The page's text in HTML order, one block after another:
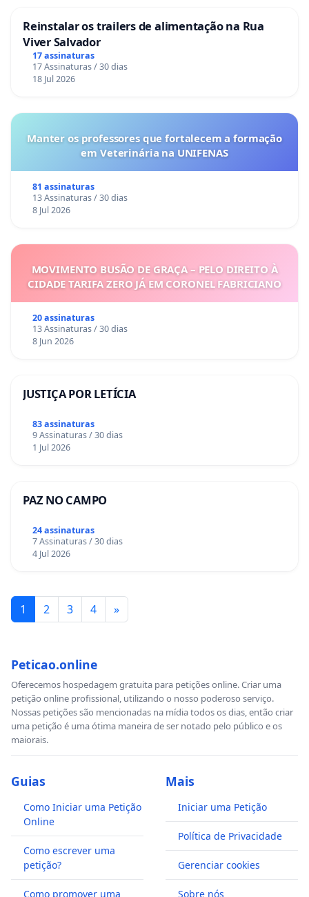
Reinstalar os trailers de alimentação na Rua
Viver Salvador
17 assinaturas
17 Assinaturas / 30 dias
18 Jul 2026
Manter os professores que fortalecem a formação
em Veterinária na UNIFENAS
81 assinaturas
13 Assinaturas / 30 dias
8 Jul 2026
MOVIMENTO BUSÃO DE GRAÇA – PELO DIREITO À
CIDADE TARIFA ZERO JÁ EM CORONEL FABRICIANO
20 assinaturas
13 Assinaturas / 30 dias
8 Jun 2026
JUSTIÇA POR LETÍCIA
83 assinaturas
9 Assinaturas / 30 dias
1 Jul 2026
PAZ NO CAMPO
24 assinaturas
7 Assinaturas / 30 dias
4 Jul 2026
1 2 3 4 »
Peticao.online
Oferecemos hospedagem gratuita para petições online. Criar uma
petição online profissional, utilizando o nosso poderoso serviço.
Nossas petições são mencionadas na mídia todos os dias, então criar
uma petição é uma ótima maneira de ser notado pelo público e os
maiorais.
Guias
Como Iniciar uma Petição
Online
Como escrever uma
petição?
Como promover uma
Mais
Iniciar uma Petição
Política de Privacidade
Gerenciar cookies
Sobre nós